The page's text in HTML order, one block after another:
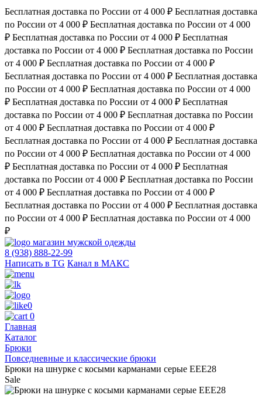
Бесплатная доставка по России от 4 000 ₽ Бесплатная доставка
по России от 4 000 ₽ Бесплатная доставка по России от 4 000
₽ Бесплатная доставка по России от 4 000 ₽ Бесплатная
доставка по России от 4 000 ₽ Бесплатная доставка по России
от 4 000 ₽ Бесплатная доставка по России от 4 000 ₽
Бесплатная доставка по России от 4 000 ₽ Бесплатная доставка
по России от 4 000 ₽ Бесплатная доставка по России от 4 000
₽ Бесплатная доставка по России от 4 000 ₽ Бесплатная
доставка по России от 4 000 ₽ Бесплатная доставка по России
от 4 000 ₽ Бесплатная доставка по России от 4 000 ₽
Бесплатная доставка по России от 4 000 ₽ Бесплатная доставка
по России от 4 000 ₽ Бесплатная доставка по России от 4 000
₽ Бесплатная доставка по России от 4 000 ₽ Бесплатная
доставка по России от 4 000 ₽ Бесплатная доставка по России
от 4 000 ₽ Бесплатная доставка по России от 4 000 ₽
Бесплатная доставка по России от 4 000 ₽ Бесплатная доставка
по России от 4 000 ₽ Бесплатная доставка по России от 4 000
₽
магазин мужской одежды
8 (938) 888-22-99
Написать в TG Канал в МАКС
0
0
Главная
Каталог
Брюки
Повседневные и классические брюки
Брюки на шнурке с косыми карманами серые EEE28
Sale